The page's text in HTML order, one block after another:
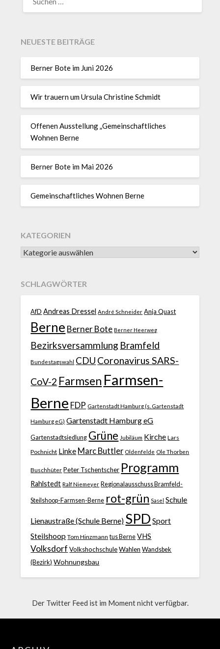
NEUESTE BEITRÄGE
Berner Bote im Juni 2026
Wir trauern um Ursula Christine Schmidt
Offenen Ausstellung „Gemeinschaftliches
Wohnen Berne
Berner Bote im Mai 2026
Gemeinschaftliches Wohnen Berne
KATEGORIEN
SCHLAGWÖRTER
AfD Andreas Dressel André Schneider Anja Quast
Berne Berner Bote Berner Heerweg
Bezirksversammlung Bramfeld
Bundestagswahl CDU Coronavirus SARS-
CoV-2 Farmsen Farmsen-
Berne FDP Gartenstadt Hamburg (s. Gartenstadt
Hamburg eG) Gartenstadt Hamburg eG
Gartenstadtsiedlung Grüne Jubiläum Kirche Lars
Pochnicht Linke Marc Buttler Oldenfelde Ole Thorben
Buschhüter Peter Tschentscher Programm
Rahlstedt Ralf Niemeyer Regionalausschuss Bramfeld-
Steilshoop-Farmsen-Berne rot-grün Sasel Schule
Lienaustraße (Schule Berne) SPD Sport
Steilshoop Tom Hinzmann tus Berne VHS
Volksdorf Volkshochschule Wahlen Wandsbek
(Bezirk) Wohnungsbau
Der Twitter Feed ist im Moment nicht verfügbar.